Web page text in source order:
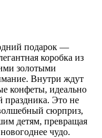
подарок —
коробка из
золотыми
Внутри ждут
конфеты, идеально
праздника. Это не
сюрприз,
детям, превращая
чудо.